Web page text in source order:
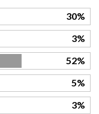
30%
3%
52%
5%
3%